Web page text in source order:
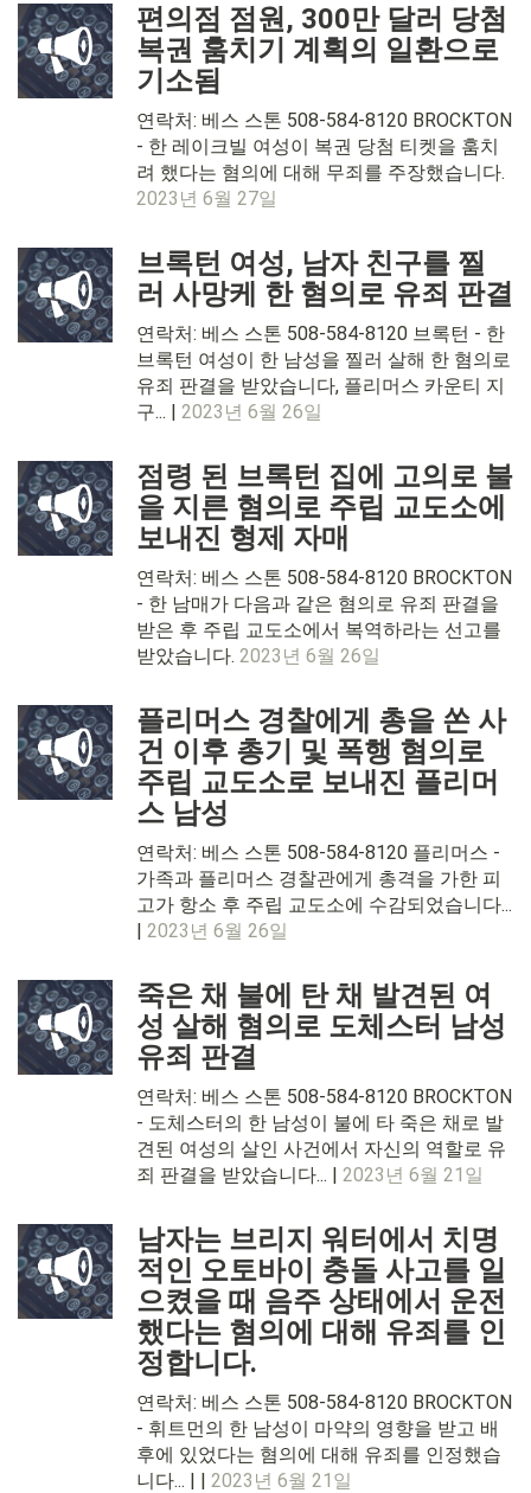
편의점 점원, 300만 달러 당첨
복권 훔치기 계획의 일환으로
기소됨
연락처: 베스 스톤 508-584-8120 BROCKTON
- 한 레이크빌 여성이 복권 당첨 티켓을 훔치
려 했다는 혐의에 대해 무죄를 주장했습니다.
2023년 6월 27일
브록턴 여성, 남자 친구를 찔
러 사망케 한 혐의로 유죄 판결
연락처: 베스 스톤 508-584-8120 브록턴 - 한
브록턴 여성이 한 남성을 찔러 살해 한 혐의로
유죄 판결을 받았습니다, 플리머스 카운티 지
구... | 2023년 6월 26일
점령 된 브록턴 집에 고의로 불
을 지른 혐의로 주립 교도소에
보내진 형제 자매
연락처: 베스 스톤 508-584-8120 BROCKTON
- 한 남매가 다음과 같은 혐의로 유죄 판결을
받은 후 주립 교도소에서 복역하라는 선고를
받았습니다. 2023년 6월 26일
플리머스 경찰에게 총을 쏜 사
건 이후 총기 및 폭행 혐의로
주립 교도소로 보내진 플리머
스 남성
연락처: 베스 스톤 508-584-8120 플리머스 -
가족과 플리머스 경찰관에게 총격을 가한 피
고가 항소 후 주립 교도소에 수감되었습니다...
| 2023년 6월 26일
죽은 채 불에 탄 채 발견된 여
성 살해 혐의로 도체스터 남성
유죄 판결
연락처: 베스 스톤 508-584-8120 BROCKTON
- 도체스터의 한 남성이 불에 타 죽은 채로 발
견된 여성의 살인 사건에서 자신의 역할로 유
죄 판결을 받았습니다... | 2023년 6월 21일
남자는 브리지 워터에서 치명
적인 오토바이 충돌 사고를 일
으켰을 때 음주 상태에서 운전
했다는 혐의에 대해 유죄를 인
정합니다.
연락처: 베스 스톤 508-584-8120 BROCKTON
- 휘트먼의 한 남성이 마약의 영향을 받고 배
후에 있었다는 혐의에 대해 유죄를 인정했습
니다... | | 2023년 6월 21일